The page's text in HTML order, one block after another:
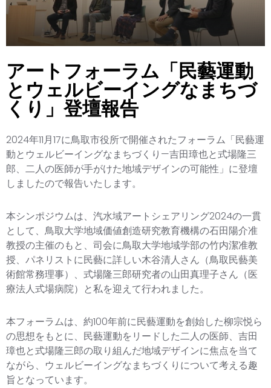
アートフォーラム「民藝運動
とウェルビーイングなまちづ
くり」登壇報告
2024年11月17に鳥取市役所で開催されたフォーラム「民藝運
動とウェルビーイングなまちづくり—吉田璋也と式場隆三
郎、二人の医師が手がけた地域デザインの可能性」に登壇
しましたので報告いたします。
本シンポジウムは、汽水域アートシェアリング2024の一貫
として、鳥取大学地域価値創造研究教育機構の石田陽介准
教授の主催のもと、司会に鳥取大学地域学部の竹内潔准教
授、パネリストに民藝に詳しい木谷清人さん（鳥取民藝美
術館常務理事）、式場隆三郎研究者の山田真理子さん（医
療法人式場病院）と私を迎えて行われました。
本フォーラムは、約100年前に民藝運動を創始した柳宗悦ら
の思想をもとに、民藝運動をリードした二人の医師、吉田
璋也と式場隆三郎の取り組んだ地域デザインに焦点を当て
ながら、ウェルビーイングなまちづくりについて考える趣
旨となっています。